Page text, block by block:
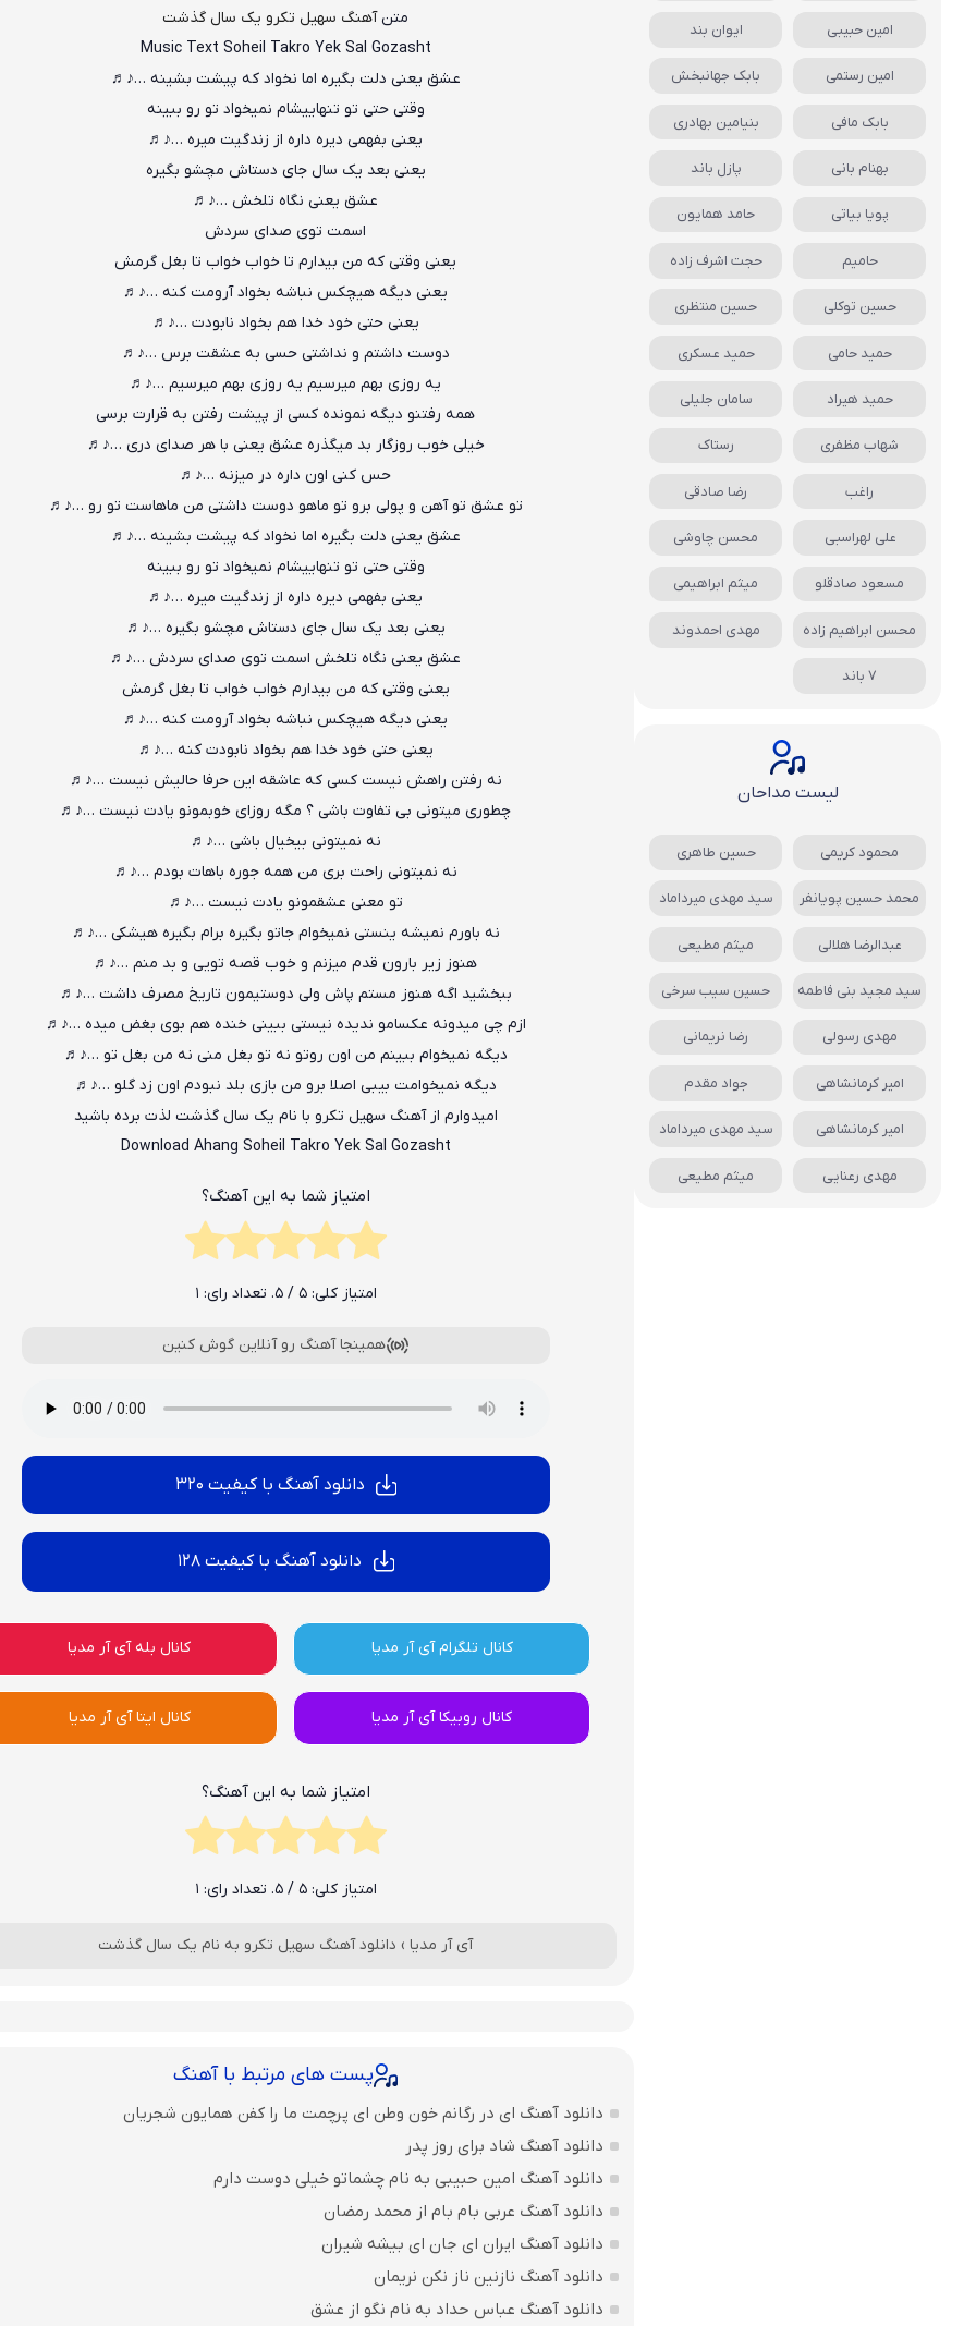
متنآهنگ سهیل تکرو یک سال گذشت
Music Text Soheil Takro Yek Sal Gozasht
عشق یعنی دلت بگیره اما نخواد که پیشت بشینه …♪♬
وقتی حتی تو تنهاییشام نمیخواد تو رو ببینه
یعنی بفهمی دیره داره از زندگیت میره …♪♬
یعنی بعد یک سال جای دستاش مچشو بگیره
عشق یعنی نگاه تلخش …♪♬
اسمت توی صدای سردش
یعنی وقتی که من بیدارم تا خواب خواب تا بغل گرمش
یعنی دیگه هیچکس نباشه بخواد آرومت کنه …♪♬
یعنی حتی خود خدا هم بخواد نابودت …♪♬
دوست داشتم و نداشتی حسی به عشقت برس …♪♬
یه روزی بهم میرسیم یه روزی بهم میرسیم …♪♬
همه رفتنو دیگه نمونده کسی از پیشت رفتن به قرارت برسی
خیلی خوب روزگار بد میگذره عشق یعنی با هر صدای دری …♪♬
حس کنی اون داره در میزنه …♪♬
تو عشق تو آهن و پولی برو تو ماهو دوست داشتی من ماهاست تو رو …♪♬
عشق یعنی دلت بگیره اما نخواد که پیشت بشینه …♪♬
وقتی حتی تو تنهاییشام نمیخواد تو رو ببینه
یعنی بفهمی دیره داره از زندگیت میره …♪♬
یعنی بعد یک سال جای دستاش مچشو بگیره …♪♬
عشق یعنی نگاه تلخش اسمت توی صدای سردش …♪♬
یعنی وقتی که من بیدارم خواب خواب تا بغل گرمش
یعنی دیگه هیچکس نباشه بخواد آرومت کنه …♪♬
یعنی حتی خود خدا هم بخواد نابودت کنه …♪♬
نه رفتن راهش نیست کسی که عاشقه این حرفا حالیش نیست …♪♬
چطوری میتونی بی تفاوت باشی ؟ مگه روزای خوبمونو یادت نیست …♪♬
نه نمیتونی بیخیال باشی …♪♬
نه نمیتونی راحت بری من همه جوره باهات بودم …♪♬
تو معنی عشقمونو یادت نیست …♪♬
نه باورم نمیشه ینستی نمیخوام جاتو بگیره برام بگیره هیشکی …♪♬
هنوز زیر بارون قدم میزنم و خوب قصه تویی و بد منم …♪♬
ببخشید اگه هنوز مستم پاش ولی دوستیمون تاریخ مصرف داشت …♪♬
ازم چی میدونه عکسامو ندیده نیستی ببینی خنده هم بوی بغض میده …♪♬
دیگه نمیخوام ببینم من اون روتو نه تو بغل منی نه من بغل تو …♪♬
دیگه نمیخوامت بیبی اصلا برو من بازی بلد نبودم اون زد گلو …♪♬
امیدوارم از آهنگ سهیل تکرو با نام یک سال گذشت لذت برده باشید
Download Ahang Soheil Takro Yek Sal Gozasht
امتیاز شما به این آهنگ؟
امتیاز کلی:5 / 5. تعداد رای: 1
همینجا آهنگ رو آنلاین گوش کنین
دانلود آهنگ با کیفیت 320
دانلود آهنگ با کیفیت 128
کانال تلگرام آی آر مدیا کانال بله آی آر مدیا
کانال روبیکا آی آر مدیا کانال ایتا آی آر مدیا
امتیاز شما به این آهنگ؟
امتیاز کلی:5 / 5. تعداد رای: 1
آی آر مدیا › دانلود آهنگ سهیل تکرو به نام یک سال گذشت
پست های مرتبط با آهنگ
دانلود آهنگ ای در رگانم خون وطن ای پرچمت ما را کفن همایون شجریان
دانلود آهنگ شاد برای روز پدر
دانلود آهنگ امین حبیبی به نام چشماتو خیلی دوست دارم
دانلود آهنگ عربی بام بام از محمد رمضان
دانلود آهنگ ایران ای جان ای بیشه شیران
دانلود آهنگ نازنین ناز نکن نریمان
دانلود آهنگ عباس حداد به نام نگو از عشق
امین حبیبی ایوان بند
امین رستمی بابک جهانبخش
بابک مافی بنیامین بهادری
بهنام بانی پازل باند
پویا بیاتی حامد همایون
حامیم حجت اشرف زاده
حسین توکلی حسین منتظری
حمید حامی حمید عسکری
حمید هیراد سامان جلیلی
شهاب مظفری رستاک
راغب رضا صادقی
علی لهراسبی محسن چاوشی
مسعود صادقلو میثم ابراهیمی
محسن ابراهیم زاده مهدی احمدوند
7 باند
لیست مداحان
محمود کریمی حسین طاهری
محمد حسین پویانفر سید مهدی میرداماد
عبدالرضا هلالی میثم مطیعی
سید مجید بنی فاطمه حسین سیب سرخی
مهدی رسولی رضا نریمانی
امیر کرمانشاهی جواد مقدم
امیر کرمانشاهی سید مهدی میرداماد
مهدی رعنایی میثم مطیعی